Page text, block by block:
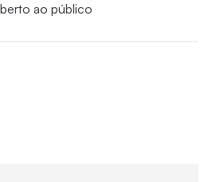
ao público